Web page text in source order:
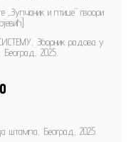
и птице” гвоори
Зборник радова у
2025.
штампа, Београд, 2025.